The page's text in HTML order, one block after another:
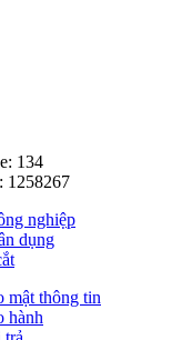
134
1258267
nghiệp
dụng
mật thông tin
hành